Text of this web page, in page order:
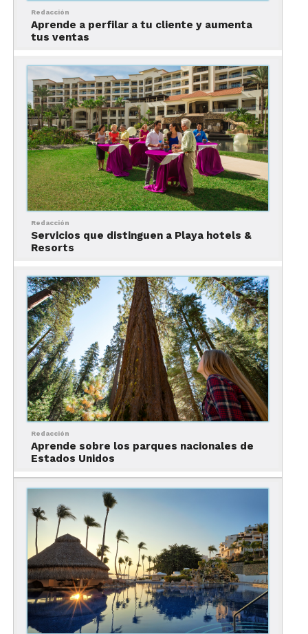
Redacción
Aprende a perfilar a tu cliente y aumenta
tus ventas
Redacción
Servicios que distinguen a Playa hotels &
Resorts
Redacción
Aprende sobre los parques nacionales de
Estados Unidos